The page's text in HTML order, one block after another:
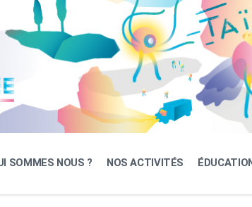
SOMMES NOUS ? NOS ACTIVITÉS